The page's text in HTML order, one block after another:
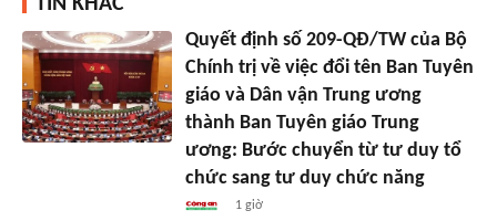
TIN KHÁC
Quyết định số 209-QĐ/TW của Bộ
Chính trị về việc đổi tên Ban Tuyên
giáo và Dân vận Trung ương
thành Ban Tuyên giáo Trung
ương: Bước chuyển từ tư duy tổ
chức sang tư duy chức năng
1 giờ